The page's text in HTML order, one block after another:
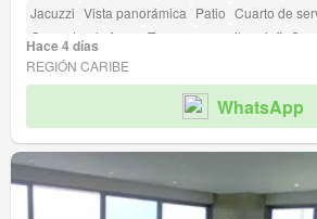
Jacuzzi Vista panorámica Patio Cuarto de
Gas natural
Agua Terraza amenity_wi_fi
Gimnasio Piscina
Barbecue Caseta de vigilancia
Acceso para personas con discapacidad
Hace 4 días
REGIÓN CARIBE
WhatsApp